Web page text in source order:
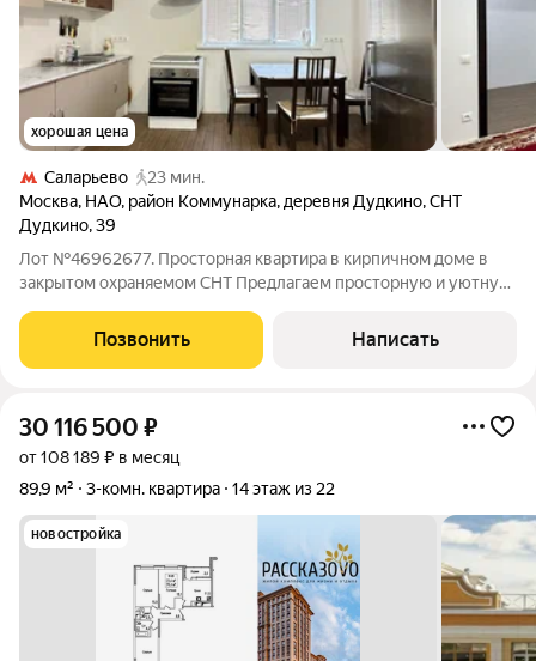
хорошая цена
Саларьево
23 мин.
Москва, НАО, район Коммунарка, деревня Дудкино,СНТ
Дудкино,39
Лот №46962677. Просторная квартира в кирпичном доме в
закрытом охраняемом СНТ Предлагаем просторную и уютную
расположенном в закрытом СНТ с круглосуточной охраной. В
доме всего 5 квартир. Идеальный
Позвонить Написать
30 116 500 ₽
от 108 189 ₽ в месяц
89,9 м²
3-комн. квартира 14 этаж из 22
новостройка